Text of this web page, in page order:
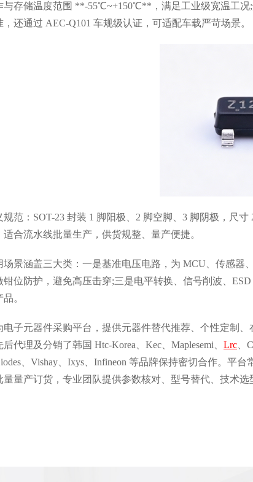
与存储温度范围 **-55℃~+150℃**，满足工业级宽温工
还通过 AEC-Q101 车规级认证，可适配车载严苛场景。
规范：SOT-23 封装 1 脚阳极、2 脚空脚、3 脚阴极，尺
适合流水线批量生产，供货规整、量产便捷。
场景涵盖三大类：一是基准电压电路，为 MCU、传感器
钳位防护，避免高压击穿;三是电平转换、信号削波、
。
电子元器件采购平台，提供元器件替代推荐、个性定制
代理及分销了韩国 Htc-Korea、Kec、Maplesemi、 Lrc
、Vishay、Ixys、Infineon 等品牌保持密切合作。平
量量产订货，专业团队提供参数核对、型号替代、技术选